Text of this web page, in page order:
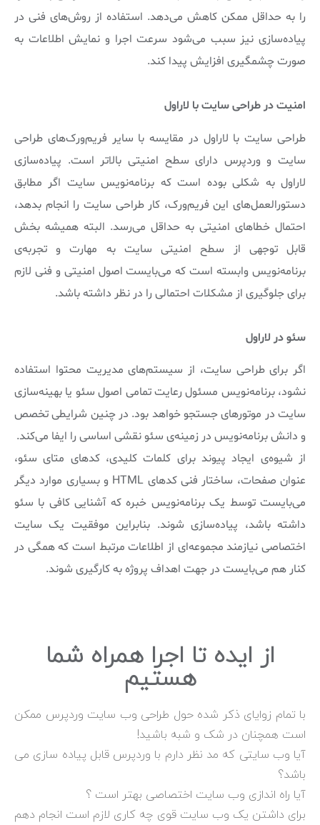
را به حداقل ممکن کاهش می‌دهد. استفاده از روش‌های فنی در
پیاده‌سازی نیز سبب می‌شود سرعت اجرا و نمایش اطلاعات به
صورت چشمگیری افزایش پیدا کند.
امنیت در طراحی سایت با لاراول
طراحی سایت با لاراول در مقایسه با سایر فریم‌ورک‌های طراحی
سایت و وردپرس دارای سطح امنیتی بالاتر است. پیاده‌سازی
لاراول به شکلی بوده است که برنامه‌نویس سایت اگر مطابق
دستورالعمل‌های این فریم‌ورک، کار طراحی سایت را انجام بدهد،
احتمال خطاهای امنیتی به حداقل می‌رسد. البته همیشه بخش
قابل توجهی از سطح امنیتی سایت به مهارت و تجربه‌ی
برنامه‌نویس وابسته است که می‌بایست اصول امنیتی و فنی لازم
برای جلوگیری از مشکلات احتمالی را در نظر داشته باشد.
سئو در لاراول
اگر برای طراحی سایت، از سیستم‌های مدیریت محتوا استفاده
نشود، برنامه‌نویس مسئول رعایت تمامی اصول سئو یا بهینه‌سازی
سایت در موتورهای جستجو خواهد بود. در چنین شرایطی تخصص
و دانش برنامه‌نویس در زمینه‌ی سئو نقشی اساسی را ایفا می‌کند.
از شیوه‌ی ایجاد پیوند برای کلمات کلیدی، کدهای متای سئو،
عنوان صفحات، ساختار فنی کدهای HTML و بسیاری موارد دیگر
می‌بایست توسط یک برنامه‌نویس خبره که آشنایی کافی با سئو
داشته باشد، پیاده‌سازی شوند. بنابراین موفقیت یک سایت
اختصاصی نیازمند مجموعه‌ای از اطلاعات مرتبط است که همگی در
کنار هم می‌بایست در جهت اهداف پروژه به کارگیری شوند.
از ایده تا اجرا همراه شما
هستیم
با تمام زوایای ذکر شده حول طراحی وب سایت وردپرس ممکن
است همچنان در شک و شبه باشید!
آیا وب سایتی که مد نظر دارم با وردپرس قابل پیاده سازی می
باشد؟
آیا راه اندازی وب سایت اختصاصی بهتر است ؟
برای داشتن یک وب سایت قوی چه کاری لازم است انجام دهم